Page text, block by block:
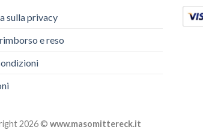
sulla privacy
e reso
2026 © www.masomittereck.it